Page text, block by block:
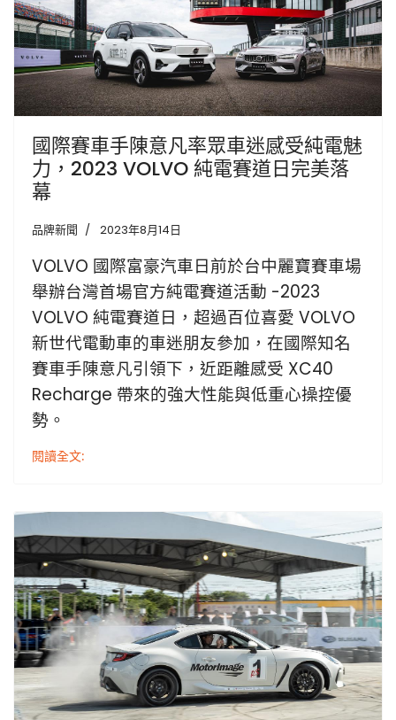
國際賽車手陳意凡率眾車迷感受純電魅
力，2023 VOLVO 純電賽道日完美落
幕
品牌新聞 2023年8月14日
VOLVO 國際富豪汽車日前於台中麗寶賽車場
舉辦台灣首場官方純電賽道活動 -2023
VOLVO 純電賽道日，超過百位喜愛 VOLVO
新世代電動車的車迷朋友參加，在國際知名
賽車手陳意凡引領下，近距離感受 XC40
Recharge 帶來的強大性能與低重心操控優
勢。
閱讀全文: